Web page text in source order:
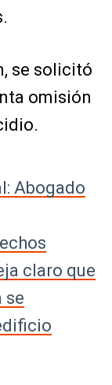
se solicitó
omisión
Abogado
claro que
se